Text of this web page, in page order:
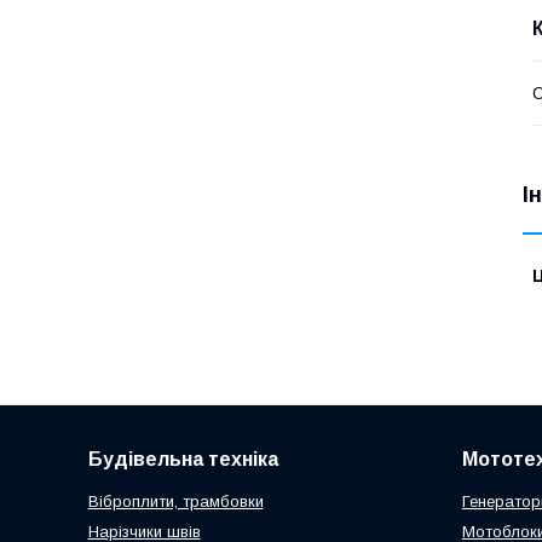
Будівельна техніка
Віброплити, трамбовки
Нарізчики швів